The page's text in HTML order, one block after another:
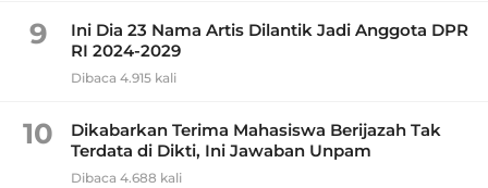
9
Ini Dia 23 Nama Artis Dilantik Jadi Anggota DPR
RI 2024-2029
Dibaca 4.915 kali
10
Dikabarkan Terima Mahasiswa Berijazah Tak
Terdata di Dikti, Ini Jawaban Unpam
Dibaca 4.688 kali